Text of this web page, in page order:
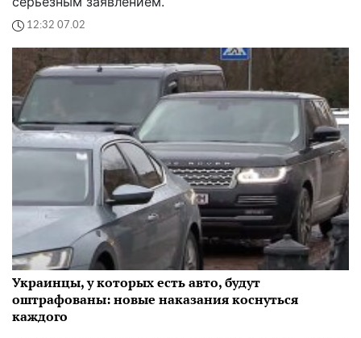
12:32 07.02
Украинцы, у которых есть авто, будут
оштрафованы: новые наказания коснуться
каждого